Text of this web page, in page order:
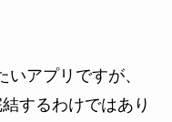
アプリですが、
するわけではあり